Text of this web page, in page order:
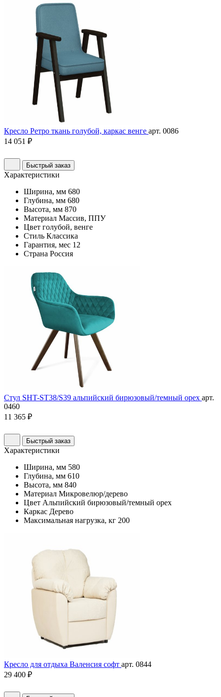
Кресло Ретро ткань голубой, каркас венге арт. 0086
14 051 ₽
Быстрый заказ
Характеристики
Ширина, мм 680
Глубина, мм 680
Высота, мм 870
Материал Массив, ППУ
Цвет голубой, венге
Стиль Классика
Гарантия, мес 12
Страна Россия
Стул SHT-ST38/S39 альпийский бирюзовый/темный орех арт.
0460
11 365 ₽
Быстрый заказ
Характеристики
Ширина, мм 580
Глубина, мм 610
Высота, мм 840
Материал Микровелюр/дерево
Цвет Альпийский бирюзовый/темный орех
Каркас Дерево
Максимальная нагрузка, кг 200
Кресло для отдыха Валенсия софт арт. 0844
29 400 ₽